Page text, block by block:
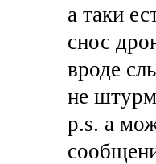
а таки
снос
вроде
не
p.s. а